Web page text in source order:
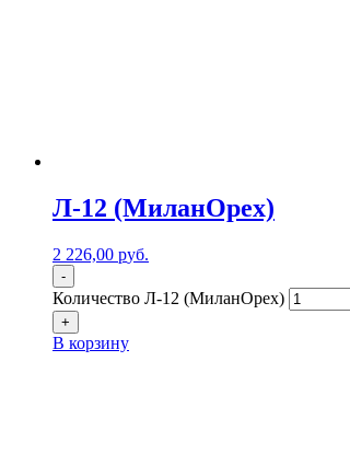
Л-12 (МиланОрех)
2 226,00 руб.
-
Количество Л-12 (МиланОрех)
+
В корзину